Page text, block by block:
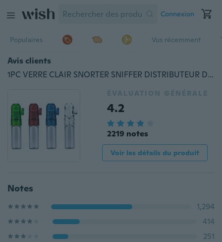
Connexion
Populaires Vus récemment
Avis clients
1PC VERRE CLAIR SNORTER SNIFFER DISTRIBUTEUR DE BALLES DE POUDRE SNUFF Couleur Aléatoire
ÉVALUATION GÉNÉRALE
4.2
2219 notes
Voir les détails du produit
Notes
1,294
414
251